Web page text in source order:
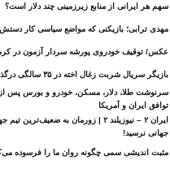
سهم هر ایرانی از منابع زیرزمینی چند دلار است؟
مهدی ترابی؛ بازیکنی که مواضع سیاسی‌ کار دستش
عکس/ توقیف خودروی پورشه سردار آزمون در
بازیگر سریال شربت زغال‌ اخته در ۳۵ سالگی درگذشت
سرنوشت طلا، دلار، مسکن، خودرو و بورس پس از
توافق ایران و آمریکا
ایران ۲ – نیوزیلند ۲ | زورمان به ضعیف‌ترین تیم
جهانی نرسید!
مثبت‌ اندیشی سمی چگونه روان ما را فرسوده